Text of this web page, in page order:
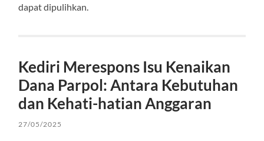
dapat dipulihkan.
Kediri Merespons Isu Kenaikan
Dana Parpol: Antara Kebutuhan
dan Kehati-hatian Anggaran
27/05/2025